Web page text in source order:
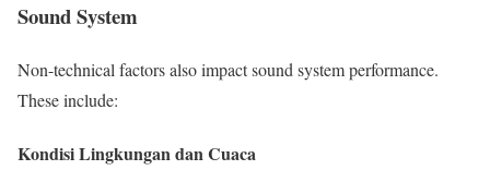
Sound System
Non-technical factors also impact sound system performance.
These include:
Kondisi Lingkungan dan Cuaca